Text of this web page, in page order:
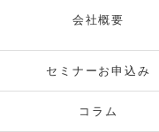
会社概要
セミナーお申込み
コラム